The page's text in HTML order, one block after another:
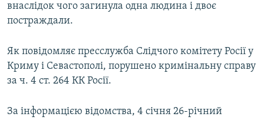
внаслідок чого загинула одна людина і двоє
постраждали.
Як повідомляє пресслужба Слідчого комітету Росії у
Криму і Севастополі, порушено кримінальну справу
за ч. 4 ст. 264 КК Росії.
За інформацією відомства, 4 січня 26-річний